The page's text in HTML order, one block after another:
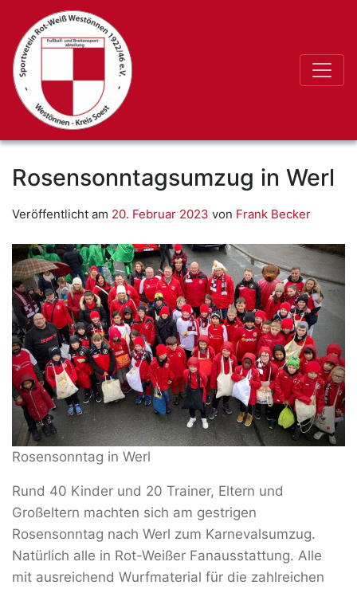
Rosensonntagsumzug in Werl
Veröffentlicht am 20. Februar 2023 von Frank Becker
Rosensonntag in Werl
Rund 40 Kinder und 20 Trainer, Eltern und
Großeltern machten sich am gestrigen
Rosensonntag nach Werl zum Karnevalsumzug.
Natürlich alle in Rot-Weißer Fanausstattung. Alle
mit ausreichend Wurfmaterial für die zahlreichen